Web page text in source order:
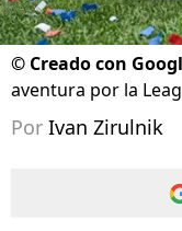
© Creado con
aventura por la
Por Ivan Zirulnik